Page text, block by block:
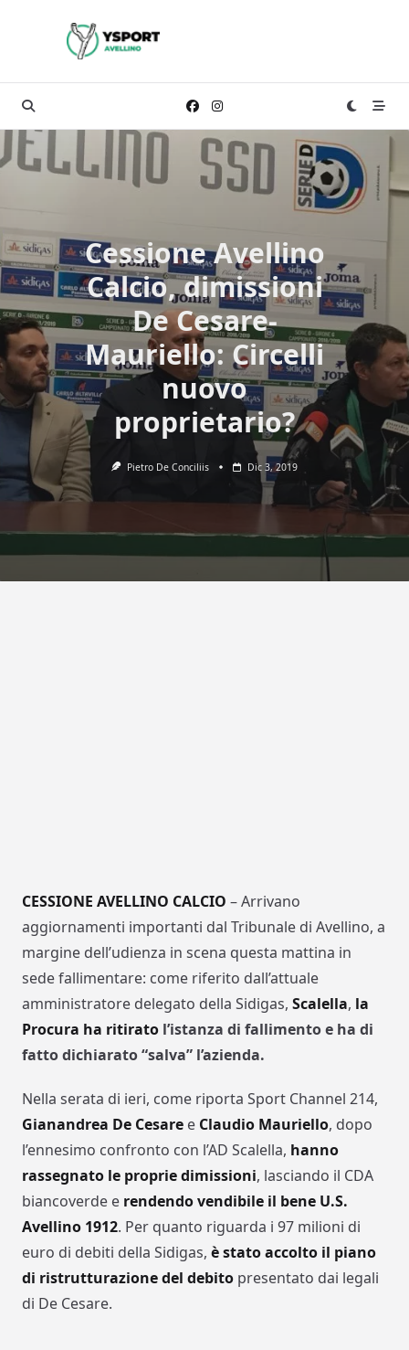
Cessione Avellino
Calcio, dimissioni
De Cesare-
Mauriello: Circelli
nuovo
proprietario?
Pietro De Conciliis Dic 3, 2019
CESSIONE AVELLINO CALCIO – Arrivano
aggiornamenti importanti dal Tribunale di Avellino, a
margine dell’udienza in scena questa mattina in
sede fallimentare: come riferito dall’attuale
amministratore delegato della Sidigas, Scalella, la
Procura ha ritirato l’istanza di fallimento e ha di
fatto dichiarato “salva” l’azienda.
Nella serata di ieri, come riporta Sport Channel 214,
Gianandrea De Cesare e Claudio Mauriello, dopo
l’ennesimo confronto con l’AD Scalella, hanno
rassegnato le proprie dimissioni, lasciando il CDA
biancoverde e rendendo vendibile il bene U.S.
Avellino 1912. Per quanto riguarda i 97 milioni di
euro di debiti della Sidigas, è stato accolto il piano
di ristrutturazione del debito presentato dai legali
di De Cesare.